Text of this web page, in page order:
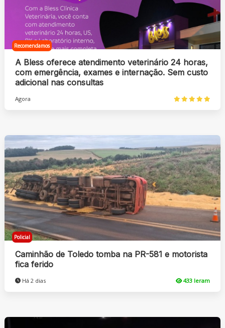
Recomendamos
A Bless oferece atendimento veterinário 24 horas,
com emergência, exames e internação. Sem custo
adicional nas consultas
Agora
Policial
Caminhão de Toledo tomba na PR-581 e motorista
fica ferido
Há 2 dias 433 leram